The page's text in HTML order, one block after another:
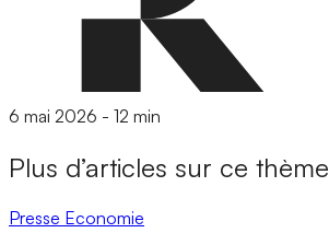
6 mai 2026 - 12 min
Plus d’articles sur ce thème
Presse Economie